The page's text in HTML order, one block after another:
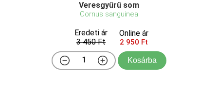
Veresgyűrű som
Cornus sanguinea
Eredeti ár
3 450 Ft
Online ár
2 950 Ft
Kosárba